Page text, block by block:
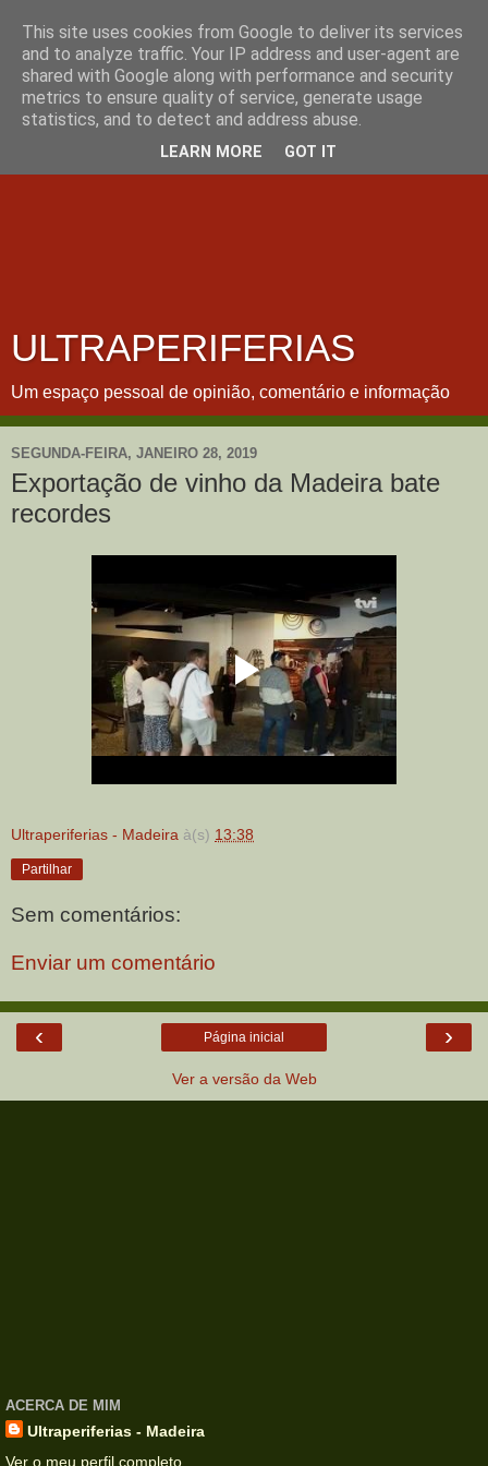
ULTRAPERIFERIAS
Um espaço pessoal de opinião, comentário e informação
SEGUNDA-FEIRA, JANEIRO 28, 2019
Exportação de vinho da Madeira bate
recordes
Ultraperiferias - Madeira à(s) 13:38
Partilhar
Sem comentários:
Enviar um comentário
‹ ›
Página inicial
Ver a versão da Web
ACERCA DE MIM
Ultraperiferias - Madeira
Ver o meu perfil completo
This site uses cookies from Google to deliver its services
and to analyze traffic. Your IP address and user-agent are
shared with Google along with performance and security
metrics to ensure quality of service, generate usage
statistics, and to detect and address abuse.
LEARN MORE GOT IT